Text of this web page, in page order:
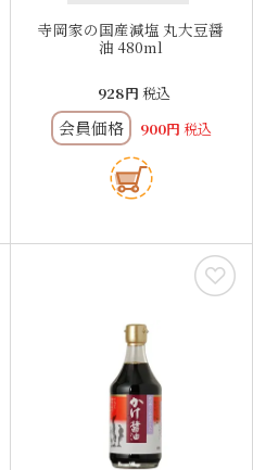
寺岡家の国産減塩 丸大豆醤
油 480ml
928 税込
会員価格 900 税込